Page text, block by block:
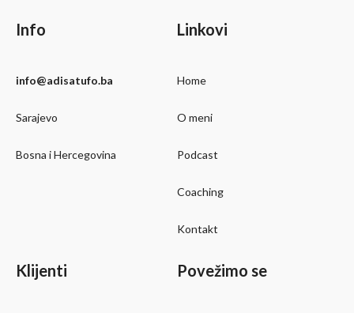
Info
info@adisatufo.ba
Sarajevo
Bosna i Hercegovina
Linkovi
Home
O meni
Podcast
Coaching
Kontakt
Klijenti Povežimo se